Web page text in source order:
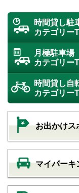
時間貸し駐
カテゴリー
月極駐車場
カテゴリー
時間貸し自
カテゴリー
お出かけス
マイパーキ